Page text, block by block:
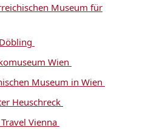
Museum für
Wien
Museum in Wien
Heuschreck
Vienna